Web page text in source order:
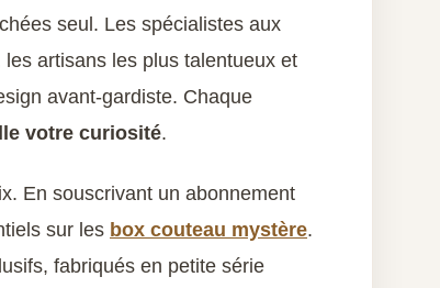
seul. Les spécialistes aux
artisans les plus talentueux et
avant-gardiste. Chaque
votre curiosité.
En souscrivant un abonnement
sur les box couteau mystère.
fabriqués en petite série